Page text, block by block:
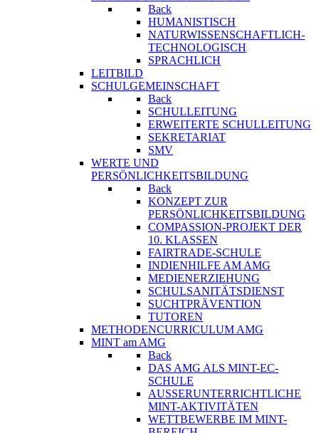
Back
HUMANISTISCH
NATURWISSENSCHAFTLICH-
TECHNOLOGISCH
SPRACHLICH
LEITBILD
SCHULGEMEINSCHAFT
Back
SCHULLEITUNG
ERWEITERTE SCHULLEITUNG
SEKRETARIAT
SMV
WERTE UND
PERSÖNLICHKEITSBILDUNG
Back
KONZEPT ZUR
PERSÖNLICHKEITSBILDUNG
COMPASSION-PROJEKT DER
10. KLASSEN
FAIRTRADE-SCHULE
INDIENHILFE AM AMG
MEDIENERZIEHUNG
SCHULSANITÄTSDIENST
SUCHTPRÄVENTION
TUTOREN
METHODENCURRICULUM AMG
MINT am AMG
Back
DAS AMG ALS MINT-EC-
SCHULE
AUSSERUNTERRICHTLICHE
MINT-AKTIVITÄTEN
WETTBEWERBE IM MINT-